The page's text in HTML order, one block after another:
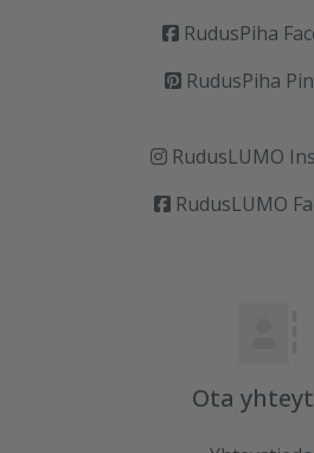
RudusPiha
RudusPiha
RudusLUMO
RudusLUMO
Ota